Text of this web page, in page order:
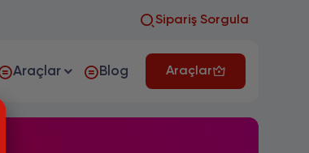
Sipariş Sorgula
Araçlar Blog Araçlar